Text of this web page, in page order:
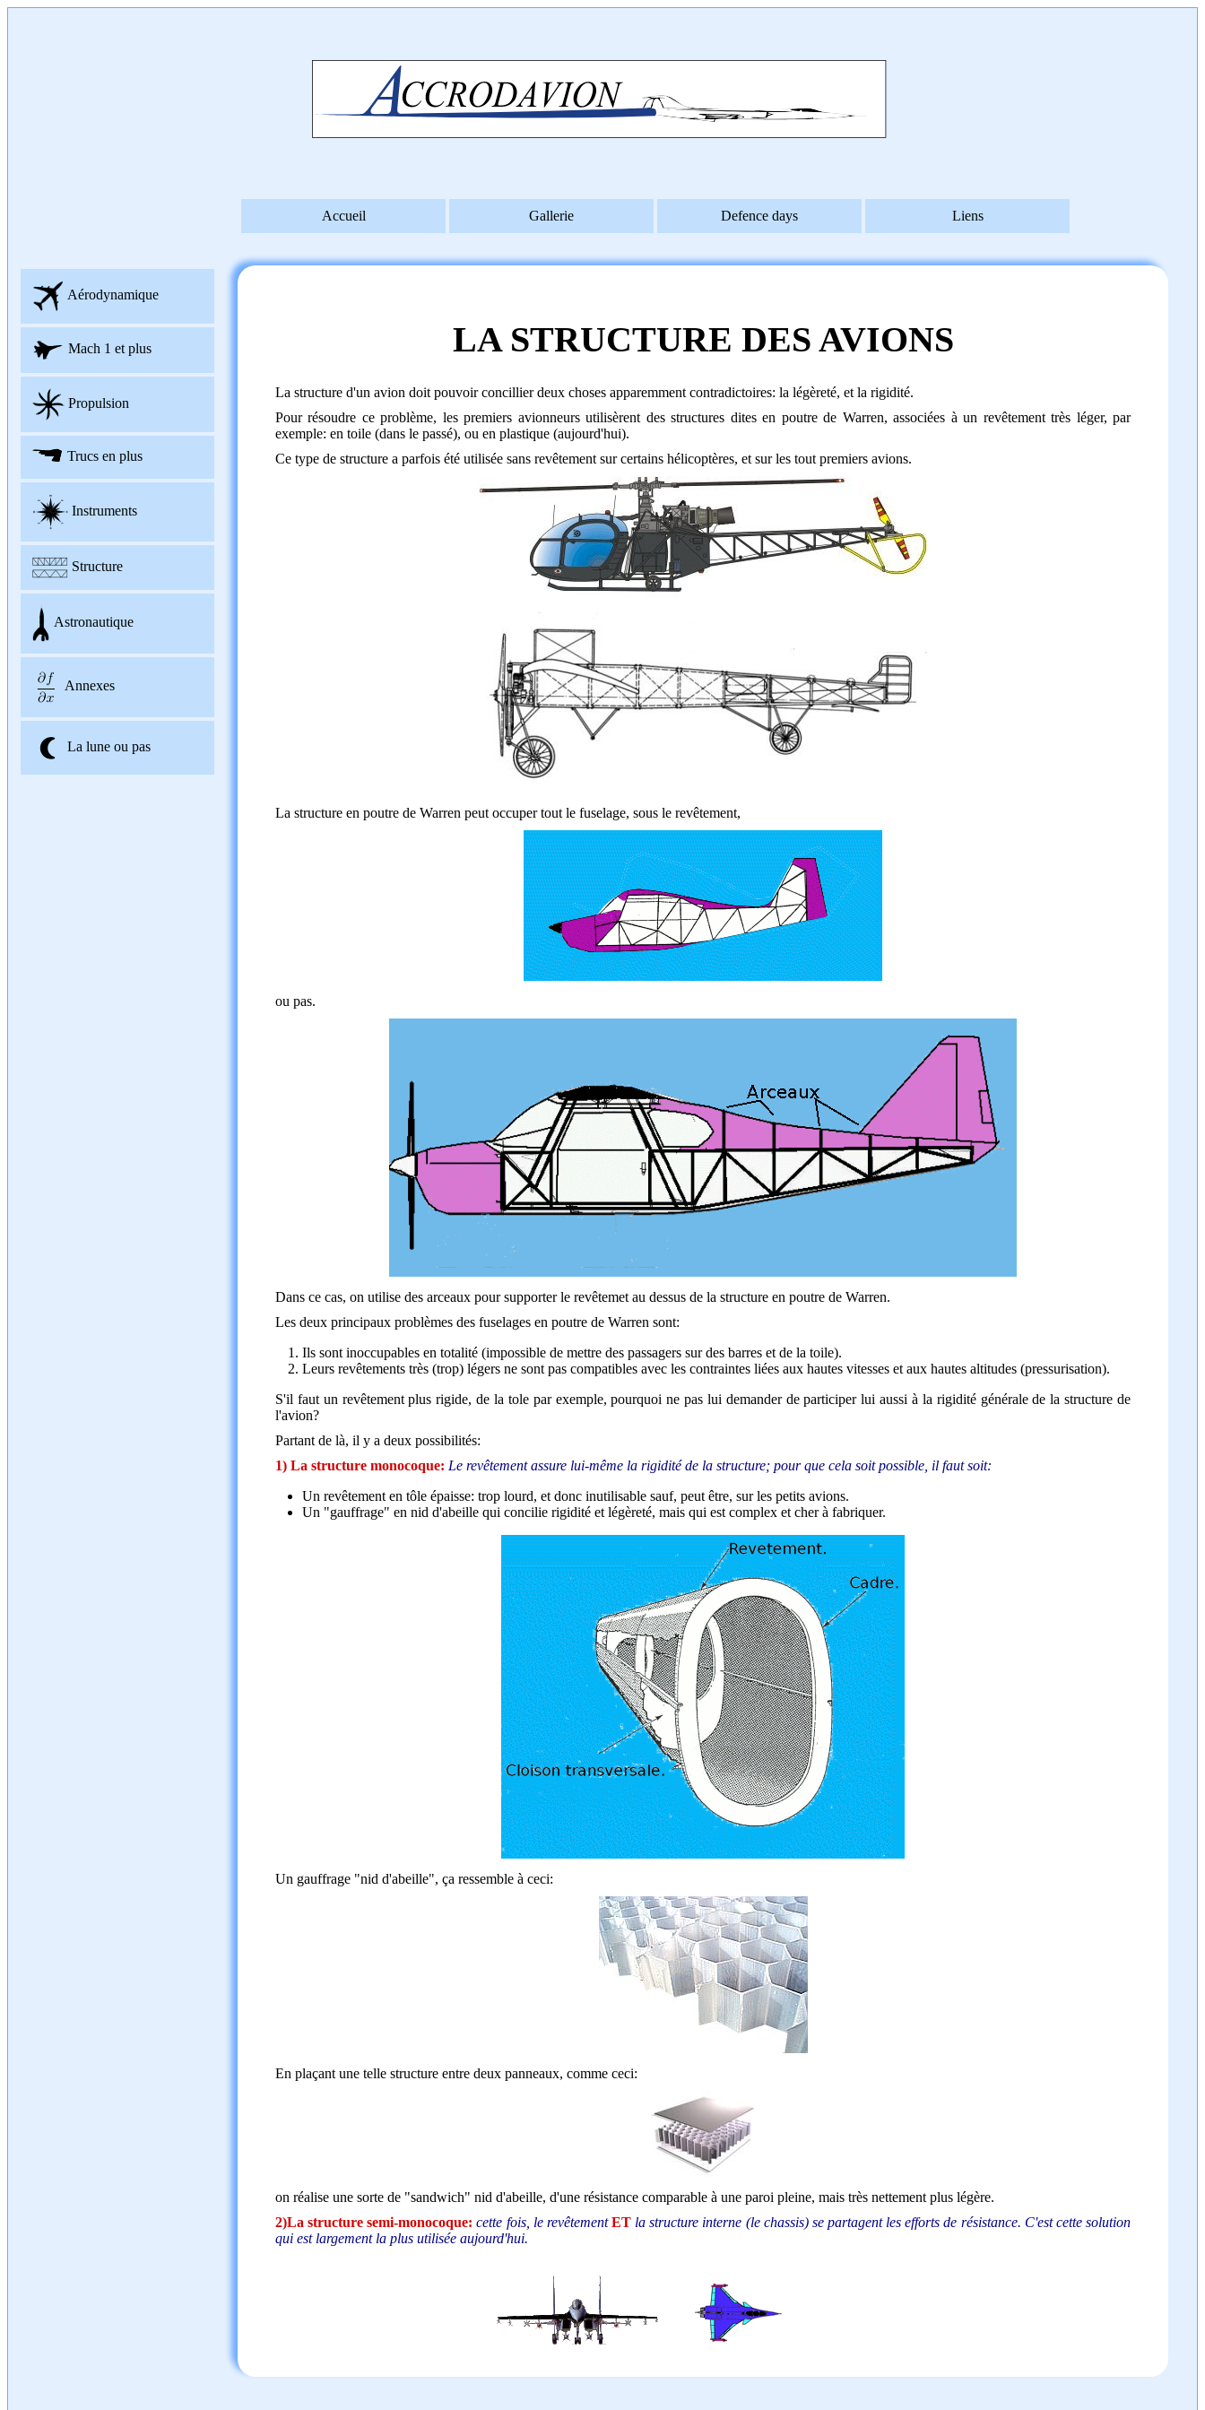
Accueil Gallerie Defence days Liens
Aérodynamique
Mach 1 et plus
Propulsion
Trucs en plus
Instruments
Structure
Astronautique
Annexes
La lune ou pas
LA STRUCTURE DES AVIONS
La structure d'un avion doit pouvoir concillier deux choses apparemment contradictoires: la légèreté, et la rigidité.
Pour résoudre ce problème, les premiers avionneurs utilisèrent des structures dites en poutre de Warren, associées à un revêtement très léger, par
exemple: en toile (dans le passé), ou en plastique (aujourd'hui).
Ce type de structure a parfois été utilisée sans revêtement sur certains hélicoptères, et sur les tout premiers avions.
La structure en poutre de Warren peut occuper tout le fuselage, sous le revêtement,
ou pas.
Dans ce cas, on utilise des arceaux pour supporter le revêtemet au dessus de la structure en poutre de Warren.
Les deux principaux problèmes des fuselages en poutre de Warren sont:
Ils sont inoccupables en totalité (impossible de mettre des passagers sur des barres et de la toile).
Leurs revêtements très (trop) légers ne sont pas compatibles avec les contraintes liées aux hautes vitesses et aux hautes altitudes (pressurisation).
S'il faut un revêtement plus rigide, de la tole par exemple, pourquoi ne pas lui demander de participer lui aussi à la rigidité générale de la structure de
l'avion?
Partant de là, il y a deux possibilités:
1) La structure monocoque: Le revêtement assure lui-même la rigidité de la structure; pour que cela soit possible, il faut soit:
Un revêtement en tôle épaisse: trop lourd, et donc inutilisable sauf, peut être, sur les petits avions.
Un "gauffrage" en nid d'abeille qui concilie rigidité et légèreté, mais qui est complex et cher à fabriquer.
Un gauffrage "nid d'abeille", ça ressemble à ceci:
En plaçant une telle structure entre deux panneaux, comme ceci:
on réalise une sorte de "sandwich" nid d'abeille, d'une résistance comparable à une paroi pleine, mais très nettement plus légère.
2)La structure semi-monocoque: cette fois, le revêtement ET la structure interne (le chassis) se partagent les efforts de résistance. C'est cette solution
qui est largement la plus utilisée aujourd'hui.